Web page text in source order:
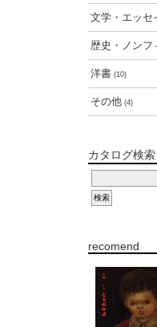
文学・エッセ
歴史・ノンフ
洋書 (10)
その他 (4)
カタログ検索
recomend